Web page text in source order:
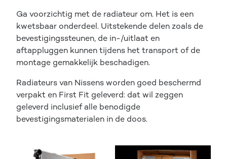
Ga voorzichtig met de radiateur om. Het is een
kwetsbaar onderdeel. Uitstekende delen zoals de
bevestigingssteunen, de in-/uitlaat en
aftappluggen kunnen tijdens het transport of de
montage gemakkelijk beschadigen.
Radiateurs van Nissens worden goed beschermd
verpakt en First Fit geleverd: dat wil zeggen
geleverd inclusief alle benodigde
bevestigingsmaterialen in de doos.